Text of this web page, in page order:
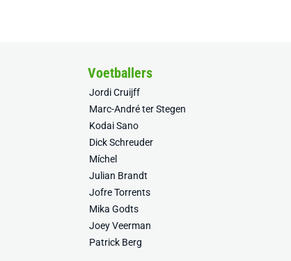
Voetballers
Jordi Cruijff
Marc-André ter Stegen
Kodai Sano
Dick Schreuder
Míchel
Julian Brandt
Jofre Torrents
Mika Godts
Joey Veerman
Patrick Berg